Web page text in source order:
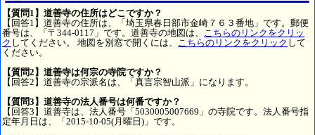
【質問1】道善寺の住所はどこですか？
【回答1】道善寺の住所は、「埼玉県春日部市金崎７６３番地」です。郵便
番号は、「〒344-0117」です。道善寺の地図は、 こちらのリンクをクリッ
ク してください。 地図を別窓で開くには、 こちらのリンクをクリック して
ください。
【質問2】道善寺は何宗の寺院ですか？
【回答2】道善寺の宗派名は、「真言宗智山派」になります。
【質問3】道善寺の法人番号は何番ですか？
【回答3】道善寺は、法人番号「5030005007669」の寺院です。法人番号指
定年月日は、「2015-10-05(月曜日)」です。